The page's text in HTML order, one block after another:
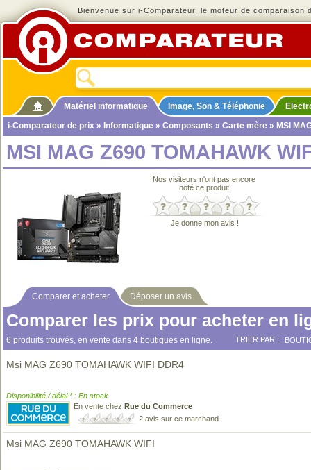
Bienvenue sur i-Comparateur, le moteur de comparaison
Matériel informatique Image, Son & Téléphonie
i-Comparateur de prix » Informatique » Composants » Carte mère » MSI
MSI MAG Z690 TOMAHAWK
Nos visiteurs n'ont pas encore
noté ce produit
Je donne mon avis !
Comparer et acheter Déposer un avis
Comparer les prix pour acheter en
6 produits trouvés, en vente dans 4 boutiques en ligne. TRIER PAR :
Msi MAG Z690 TOMAHAWK WIFI DDR4
Disponibilité / délai * : En stock
En vente chez Rue du Commerce
2 avis sur ce marchand
Msi MAG Z690 TOMAHAWK WIFI